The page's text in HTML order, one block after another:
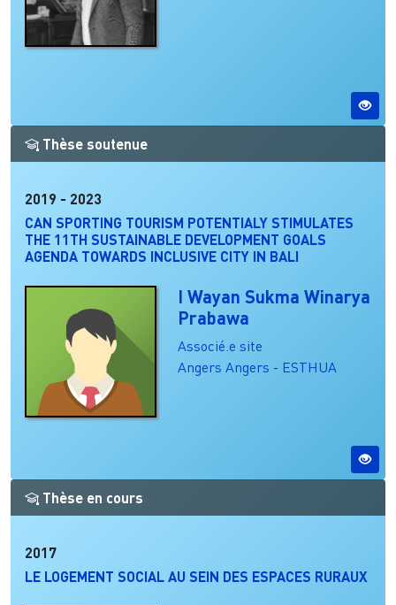
Thèse soutenue
2019 - 2023
CAN SPORTING TOURISM POTENTIALY STIMULATES
THE 11TH SUSTAINABLE DEVELOPMENT GOALS
AGENDA TOWARDS INCLUSIVE CITY IN BALI
I Wayan Sukma Winarya
Prabawa
Associé.e site
Angers Angers - ESTHUA
Thèse en cours
2017
LE LOGEMENT SOCIAL AU SEIN DES ESPACES RURAUX